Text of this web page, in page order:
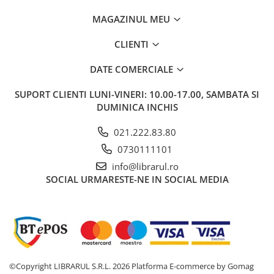
Conservarea si pastrarea
Ghiduri de calatorie, harti
Ghiduri de calatorie
Animale de companie
Invatamant superior
Istorie
Al Doilea Razboi Mondial
Biografii, memorii si jurnale
Istoria comunismului
MAGAZINUL MEU
CLIENTI
DATE COMERCIALE
SUPORT CLIENTI LUNI-VINERI: 10.00-17.00, SAMBATA SI
DUMINICA INCHIS
021.222.83.80
0730111101
info@librarul.ro
SOCIAL URMARESTE-NE IN SOCIAL MEDIA
©Copyright LIBRARUL S.R.L. 2026 Platforma E-commerce by Gomag